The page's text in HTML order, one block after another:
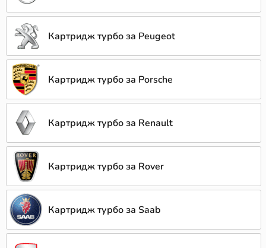
Картридж турбо за Peugeot
Картридж турбо за Porsche
Картридж турбо за Renault
Картридж турбо за Rover
Картридж турбо за Saab